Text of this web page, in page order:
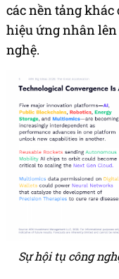
các nền tảng
hiệu ứng nhân
nghệ.
Sự hội tụ công